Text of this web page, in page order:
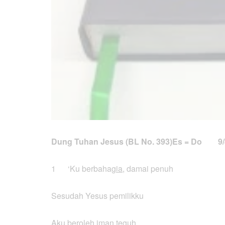
Dung Tuhan Jesus (BL No. 393)Es = Do
1 ‘Ku berbahagia, damai penuh
Sesudah Yesus pemilikku
Aku beroleh iman teguh